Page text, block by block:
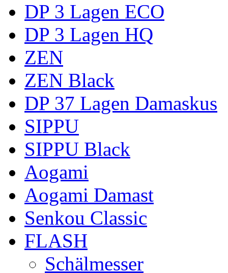
DP 3 Lagen ECO
DP 3 Lagen HQ
ZEN
ZEN Black
DP 37 Lagen Damaskus
SIPPU
SIPPU Black
Aogami
Aogami Damast
Senkou Classic
FLASH
Schälmesser